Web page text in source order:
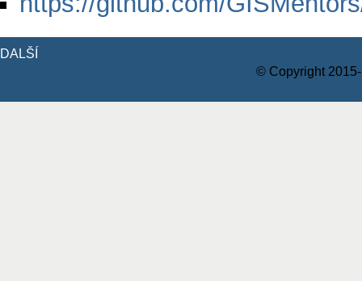
DALŠÍ
© Copyright